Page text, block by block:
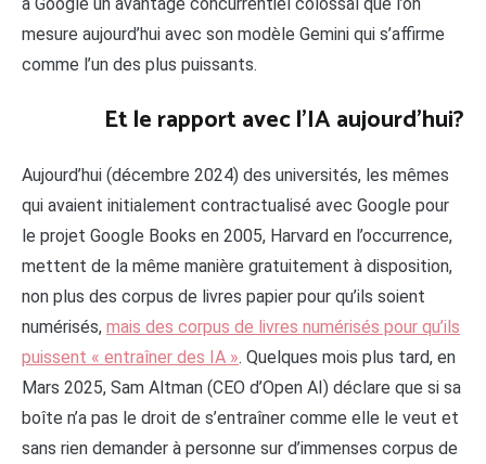
mesure aujourd’hui avec son modèle Gemini qui s’affirme
comme l’un des plus puissants.
Et le rapport avec l’IA aujourd’hui?
Aujourd’hui (décembre 2024) des universités, les mêmes
qui avaient initialement contractualisé avec Google pour
le projet Google Books en 2005, Harvard en l’occurrence,
mettent de la même manière gratuitement à disposition,
non plus des corpus de livres papier pour qu’ils soient
numérisés, mais des corpus de livres numérisés pour qu’ils
puissent « entraîner des IA ». Quelques mois plus tard, en
Mars 2025, Sam Altman (CEO d’Open AI) déclare que si sa
boîte n’a pas le droit de s’entraîner comme elle le veut et
sans rien demander à personne sur d’immenses corpus de